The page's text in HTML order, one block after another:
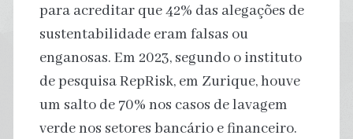
para acreditar que 42% das alegações de
sustentabilidade eram falsas ou
enganosas. Em 2023, segundo o instituto
de pesquisa RepRisk, em Zurique, houve
um salto de 70% nos casos de lavagem
verde nos setores bancário e financeiro.